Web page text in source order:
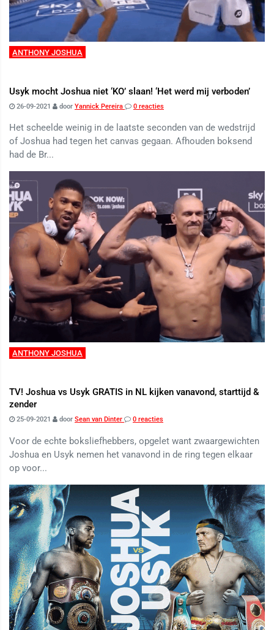
ANTHONY JOSHUA
Usyk mocht Joshua niet ‘KO’ slaan! ‘Het werd mij verboden’
26-09-2021 door Yannick Pereira 0 reacties
Het scheelde weinig in de laatste seconden van de wedstrijd
of Joshua had tegen het canvas gegaan. Afhouden boksend
had de Br...
ANTHONY JOSHUA
TV! Joshua vs Usyk GRATIS in NL kijken vanavond, starttijd &
zender
25-09-2021 door Sean van Dinter 0 reacties
Voor de echte boksliefhebbers, opgelet want zwaargewichten
Joshua en Usyk nemen het vanavond in de ring tegen elkaar
op voor...